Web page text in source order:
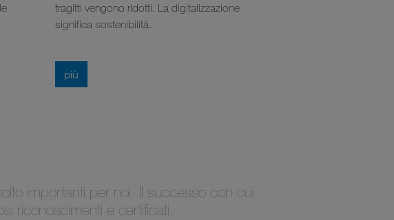
tragitti vengono ridotti. La digitalizzazione
significa sostenibilità.
più
importanti per noi. Il successo con cui
riconoscimenti e certificati.